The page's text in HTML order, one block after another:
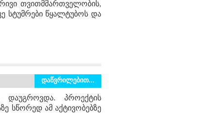
თვითმმართველობის,
სტუმრები წყალტუბოს და
დაწვრილებით...
დაუგროვდა. პროექტის
სწორედ ამ აქტივობებზე